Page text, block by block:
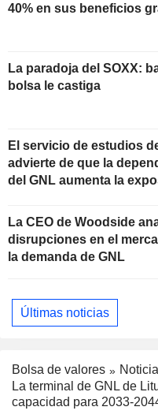
40% en sus beneficios
La paradoja del SOXX:
bolsa le castiga
El servicio de estudios
advierte de que la
del GNL aumenta la
La CEO de Woodside
disrupciones en el
la demanda de GNL
Últimas noticias
Bolsa de valores
La terminal de GNL de
capacidad para 2033-